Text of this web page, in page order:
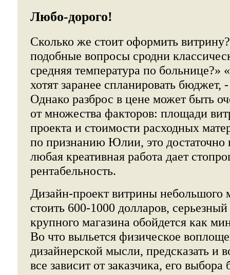
Любо-дорого!
Сколько же стоит оформить
подобные вопросы сродни
средняя температура по больнице?»
хотят заранее спланировать бюджет,
Однако разброс в цене может быть
от множества факторов: площади
проекта и стоимости расходных
по признанию Юлии, это достаточно
любая креативная работа дает
рентабельность.
Дизайн-проект витрины небольшого
стоить 600-1000 долларов,
крупного магазина обойдется как
Во что выльется физическое
дизайнерской мысли, предсказать и
все зависит от заказчика, его